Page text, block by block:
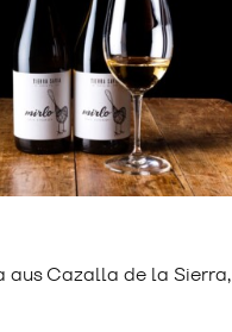
aus Cazalla de la Sierra,